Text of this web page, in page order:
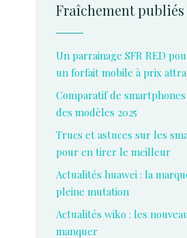
Fraîchement publiés
Un parrainage SFR RED
un forfait mobile à prix
Comparatif de
des modèles 2025
Trucs et astuces sur les
pour en tirer le meilleur
Actualités huawei : la
pleine mutation
Actualités wiko : les
manquer